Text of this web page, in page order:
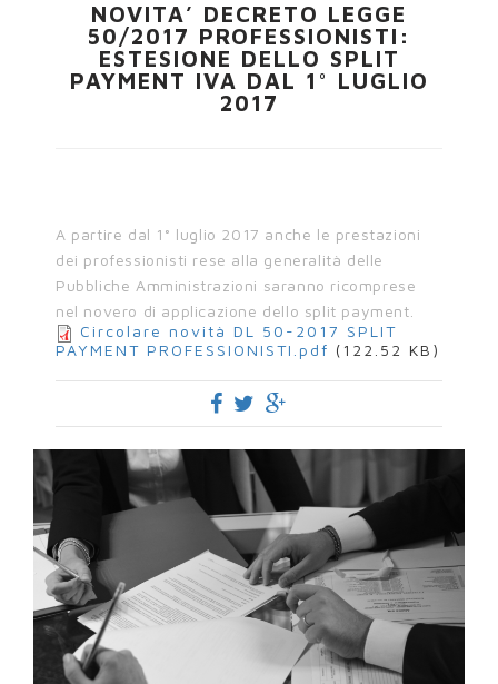
NOVITA’ DECRETO LEGGE
50/2017 PROFESSIONISTI:
ESTESIONE DELLO SPLIT
PAYMENT IVA DAL 1° LUGLIO
2017
A partire dal 1° luglio 2017 anche le prestazioni
dei professionisti rese alla generalità delle
Pubbliche Amministrazioni saranno ricomprese
nel novero di applicazione dello split payment.
Circolare novità DL 50-2017 SPLIT
PAYMENT PROFESSIONISTI.pdf (122.52 KB)